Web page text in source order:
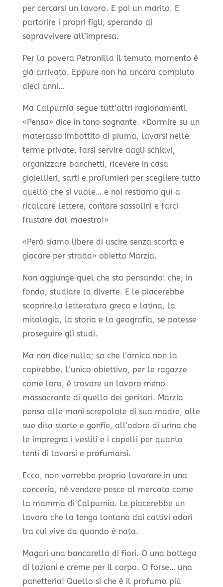
per cercarsi un lavoro. E poi un marito. E
partorire i propri figli, sperando di
sopravvivere all’impresa.
Per la povera Petronilla il temuto momento è
già arrivato. Eppure non ha ancora compiuto
dieci anni…
Ma Calpurnia segue tutt’altri ragionamenti.
«Pensa» dice in tono sognante. «Dormire su un
materasso imbottito di piuma, lavarsi nelle
terme private, farsi servire dagli schiavi,
organizzare banchetti, ricevere in casa
gioiellieri, sarti e profumieri per scegliere tutto
quello che si vuole… e noi restiamo qui a
ricalcare lettere, contare sassolini e farci
frustare dal maestro!»
«Però siamo libere di uscire senza scorta e
giocare per strada» obietta Marzia.
Non aggiunge quel che sta pensando: che, in
fondo, studiare la diverte. E le piacerebbe
scoprire la letteratura greca e latina, la
mitologia, la storia e la geografia, se potesse
proseguire gli studi.
Ma non dice nulla; sa che l’amica non la
capirebbe. L’unico obiettivo, per le ragazze
come loro, è trovare un lavoro meno
massacrante di quello dei genitori. Marzia
pensa alle mani screpolate di sua madre, alle
sue dita storte e gonfie, all’odore di urina che
le impregna i vestiti e i capelli per quanto
tenti di lavarsi e profumarsi.
Ecco, non vorrebbe proprio lavorare in una
conceria, né vendere pesce al mercato come
la mamma di Calpurnia. Le piacerebbe un
lavoro che la tenga lontano dai cattivi odori
tra cui vive da quando è nata.
Magari una bancarella di fiori. O una bottega
di lozioni e creme per il corpo. O forse… una
panetteria! Quello sì che è il profumo più